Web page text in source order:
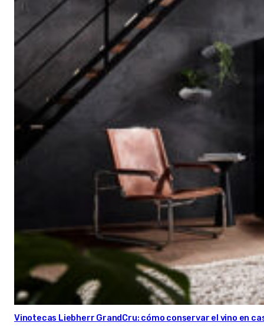
Vinotecas Liebherr GrandCru: cómo conservar el vino en